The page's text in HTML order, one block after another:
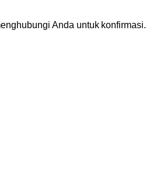
Anda untuk konfirmasi.